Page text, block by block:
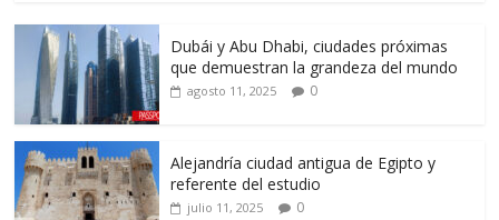
Dubái y Abu Dhabi, ciudades próximas
que demuestran la grandeza del mundo
agosto 11, 2025 0
Alejandría ciudad antigua de Egipto y
referente del estudio
julio 11, 2025 0